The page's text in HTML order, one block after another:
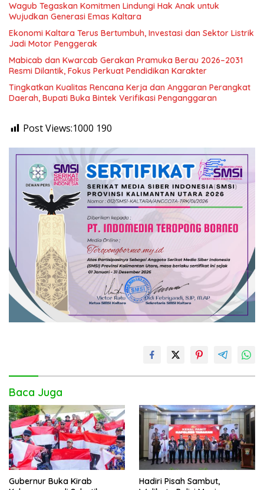
Wagub Tegaskan Komitmen Lindungi Hak Anak untuk
Wujudkan Generasi Emas Kaltara
Ekonomi Kaltara Terus Bertumbuh, Investasi dan Sektor Listrik
Jadi Motor Penggerak
Mabicab dan Kwarcab Gerakan Pramuka Berau 2026–2031
Resmi Dilantik, Fokus Perkuat Pendidikan Karakter
Tingkatkan Kualitas Rencana Kerja dan Anggaran Perangkat
Daerah, Bupati Buka Bintek Verifikasi Penganggaran
Post Views:1000 190
Baca Juga
Gubernur Buka Kirab
Hadiri Pisah Sambut,